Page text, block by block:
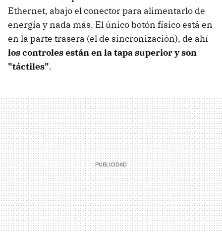
Ethernet, abajo el conector para alimentarlo de
energía y nada más. El único botón físico está en
en la parte trasera (el de sincronización), de ahí
los controles están en la tapa superior y son
"táctiles".